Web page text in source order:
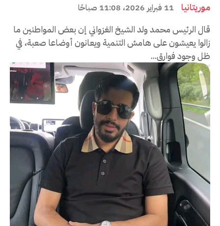
موريتانيا 11 فبراير 2026، 11:08 صباحًا
قال الرئيس محمد ولد الشيخ الغزواني إن بعض المواطنين ما
زالوا يعيشون على هامش التنمية ويعانون أوضاعا صعبة، في
ظل وجود فوارق...